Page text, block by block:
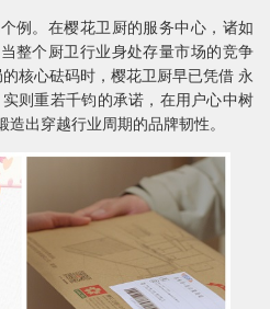
例。在樱花卫厨的服务中心，诸如
整个厨卫行业身处存量市场的竞争
核心砝码时，樱花卫厨早已凭借 永
则重若千钧的承诺，在用户心中树
出穿越行业周期的品牌韧性。